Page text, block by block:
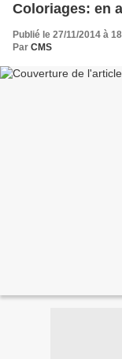
Coloriages: en
Publié le 27/11/2014 à
Par CMS